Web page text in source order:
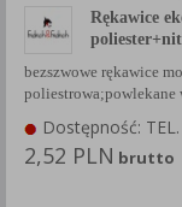
Rękawice
bezszwowe rękawice
poliestrowa;powlekane
Dostępność: TEL.
2,52 PLN brutto